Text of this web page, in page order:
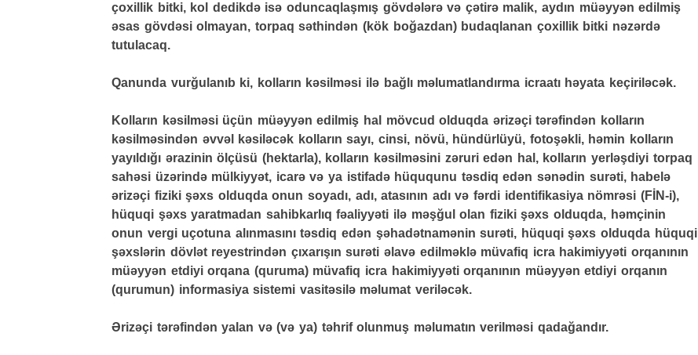
çoxillik bitki, kol dedikdə isə oduncaqlaşmış gövdələrə və çətirə malik, aydın müəyyən edilmiş
əsas gövdəsi olmayan, torpaq səthindən (kök boğazdan) budaqlanan çoxillik bitki nəzərdə
tutulacaq.
Qanunda vurğulanıb ki, kolların kəsilməsi ilə bağlı məlumatlandırma icraatı həyata keçiriləcək.
Kolların kəsilməsi üçün müəyyən edilmiş hal mövcud olduqda ərizəçi tərəfindən kolların
kəsilməsindən əvvəl kəsiləcək kolların sayı, cinsi, növü, hündürlüyü, fotoşəkli, həmin kolların
yayıldığı ərazinin ölçüsü (hektarla), kolların kəsilməsini zəruri edən hal, kolların yerləşdiyi torpaq
sahəsi üzərində mülkiyyət, icarə və ya istifadə hüququnu təsdiq edən sənədin surəti, habelə
ərizəçi fiziki şəxs olduqda onun soyadı, adı, atasının adı və fərdi identifikasiya nömrəsi (FİN-i),
hüquqi şəxs yaratmadan sahibkarlıq fəaliyyəti ilə məşğul olan fiziki şəxs olduqda, həmçinin
onun vergi uçotuna alınmasını təsdiq edən şəhadətnamənin surəti, hüquqi şəxs olduqda hüquqi
şəxslərin dövlət reyestrindən çıxarışın surəti əlavə edilməklə müvafiq icra hakimiyyəti orqanının
müəyyən etdiyi orqana (quruma) müvafiq icra hakimiyyəti orqanının müəyyən etdiyi orqanın
(qurumun) informasiya sistemi vasitəsilə məlumat veriləcək.
Ərizəçi tərəfindən yalan və (və ya) təhrif olunmuş məlumatın verilməsi qadağandır.